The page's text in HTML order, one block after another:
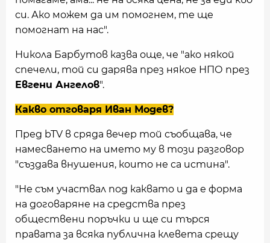
си. Ако можем да им помогнем, те ще
помогнат на нас".
Никола Барбутов казва още, че "ако някой
спечели, той си дарява през някое НПО през
Евгени Ангелов".
Какво отговаря Иван Модев?
Пред bTV в сряда вечер той съобщава, че
намесването на името му в този разговор
"създава внушения, които не са истина".
"Не съм участвал под каквато и да е форма
на договаряне на средства през
обществени поръчки и ще си търся
правата за всяка публична клевета срещу